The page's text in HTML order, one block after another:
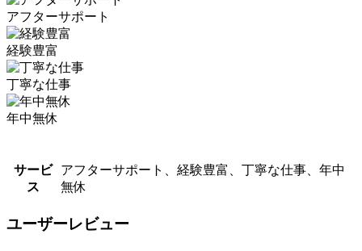
アフターサポート
経験豊富
丁寧な仕事
年中無休
サービ
ス
アフターサポート、経験豊富、丁寧な仕事、年中
無休
ユーザーレビュー